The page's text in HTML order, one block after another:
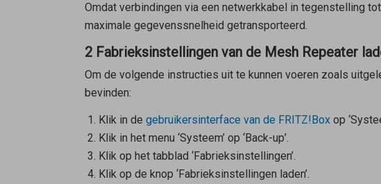
Omdat verbindingen via een netwerkkabel in tegenstelling
maximale gegevenssnelheid getransporteerd.
2 Fabrieksinstellingen van de Mesh Repeater
Om de volgende instructies uit te kunnen voeren zoals
bevinden:
Klik in de gebruikersinterface van de FRITZ!Boxop
Klik in het menu ‘Systeem’ op ‘Back-up’.
Klik op het tabblad ‘Fabrieksinstellingen’.
Klik op de knop ‘Fabrieksinstellingen laden’.